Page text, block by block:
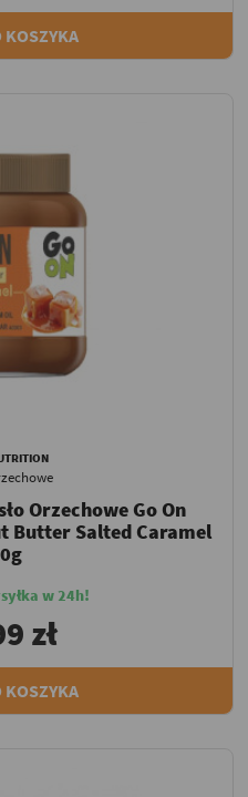
KOSZYKA
Orzechowe Go On
Butter Salted Caramel
w 24h!
zł
KOSZYKA